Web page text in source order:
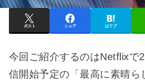
ポスト シェア はてブ
今回ご紹介するのはNetflixで
信開始予定の「最高に素晴ら